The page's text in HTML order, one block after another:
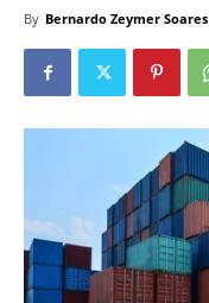
By Bernardo Zeymer Soares